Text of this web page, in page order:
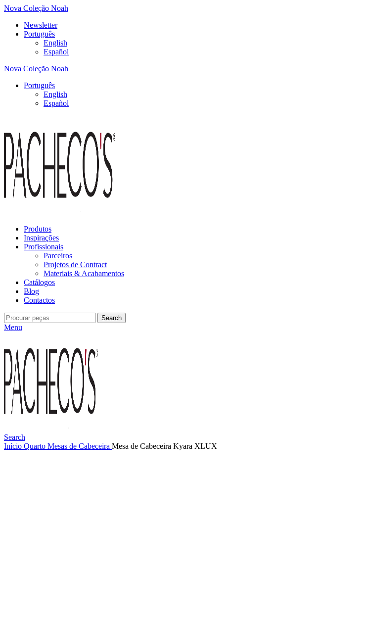
Nova Coleção Noah
Newsletter
Português
English
Español
Nova Coleção Noah
Português
English
Español
Produtos
Inspirações
Profissionais
Parceiros
Projetos de Contract
Materiais & Acabamentos
Catálogos
Blog
Contactos
Search
Menu
Search
Início Quarto Mesas de Cabeceira Mesa de Cabeceira Kyara XLUX